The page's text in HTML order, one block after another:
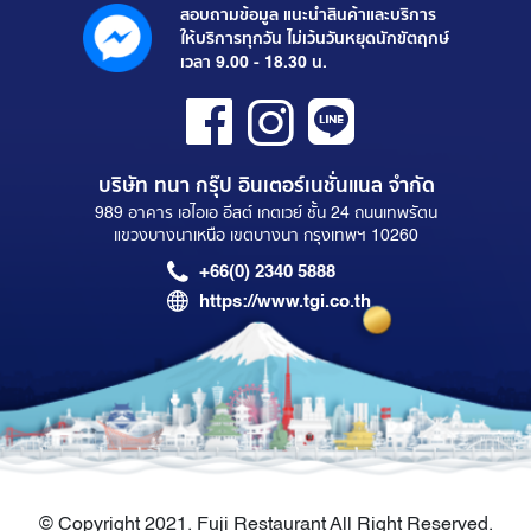
สอบถามข้อมูล แนะนำสินค้าและบริการ
ให้บริการทุกวัน ไม่เว้นวันหยุดนักขัตฤกษ์
เวลา 9.00 - 18.30 น.
บริษัท ทนา กรุ๊ป อินเตอร์เนชั่นแนล จำกัด
989 อาคาร เอไอเอ อีสต์ เกตเวย์ ชั้น 24 ถนนเทพรัตน
แขวงบางนาเหนือ เขตบางนา กรุงเทพฯ 10260
+66(0) 2340 5888
https://www.tgi.co.th
© Copyright 2021. Fuji Restaurant All Right Reserved.